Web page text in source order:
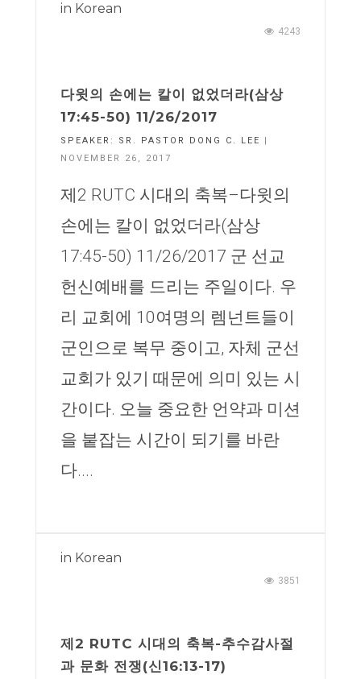
in Korean
4243
다윗의 손에는 칼이 없었더라(삼상
17:45-50) 11/26/2017
SPEAKER: SR. PASTOR DONG C. LEE
|
NOVEMBER 26, 2017
제2 RUTC 시대의 축복–다윗의
손에는 칼이 없었더라(삼상
17:45-50) 11/26/2017 군 선교
헌신예배를 드리는 주일이다. 우
리 교회에 10여명의 렘넌트들이
군인으로 복무 중이고, 자체 군선
교회가 있기 때문에 의미 있는 시
간이다. 오늘 중요한 언약과 미션
을 붙잡는 시간이 되기를 바란
다....
in Korean
3851
제2 RUTC 시대의 축복-추수감사절
과 문화 전쟁(신16:13-17)